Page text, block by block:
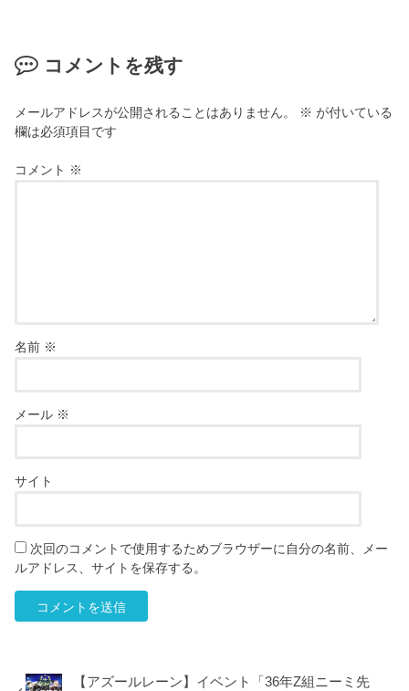
コメントを残す
メールアドレスが公開されることはありません。 ※ が付いている
欄は必須項目です
コメント ※
名前 ※
メール ※
サイト
次回のコメントで使用するためブラウザーに自分の名前、メー
ルアドレス、サイトを保存する。
【アズールレーン】イベント「36年Z組ニーミ先